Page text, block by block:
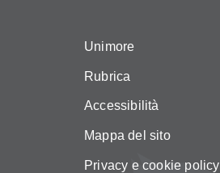
Unimore
Rubrica
Accessibilità
Mappa del sito
Privacy e cookie policy